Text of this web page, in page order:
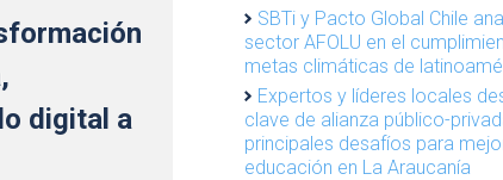
digital a
SBTi y Pacto Global Chile
sector AFOLU en el
metas climáticas de
Expertos y líderes locales
clave de alianza público-
principales desafíos para
educación en La Araucanía